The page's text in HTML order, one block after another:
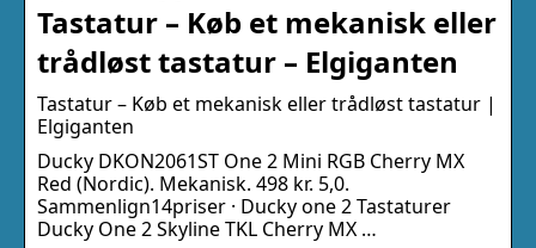
Tastatur – Køb et mekanisk eller
trådløst tastatur – Elgiganten
Tastatur – Køb et mekanisk eller trådløst tastatur |
Elgiganten
Ducky DKON2061ST One 2 Mini RGB Cherry MX
Red (Nordic). Mekanisk. 498 kr. 5,0.
Sammenlign14priser · Ducky one 2 Tastaturer
Ducky One 2 Skyline TKL Cherry MX …